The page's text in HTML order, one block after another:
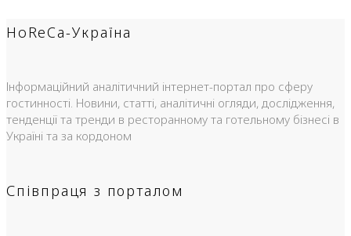
HoReCa-Україна
Інформаційний аналітичний інтернет-портал про сферу
гостинності. Новини, статті, аналітичні огляди, дослідження,
тенденції та тренди в ресторанному та готельному бізнесі в
Україні та за кордоном
Співпраця з порталом